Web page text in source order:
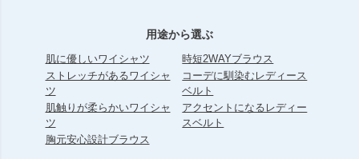
用途から選ぶ
肌に優しいワイシャツ
ストレッチがあるワイシャ
ツ
肌触りが柔らかいワイシャ
ツ
胸元安心設計ブラウス
時短2WAYブラウス
コーデに馴染むレディース
ベルト
アクセントになるレディー
スベルト